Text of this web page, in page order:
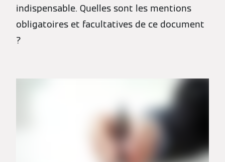
indispensable. Quelles sont les mentions
obligatoires et facultatives de ce document
?